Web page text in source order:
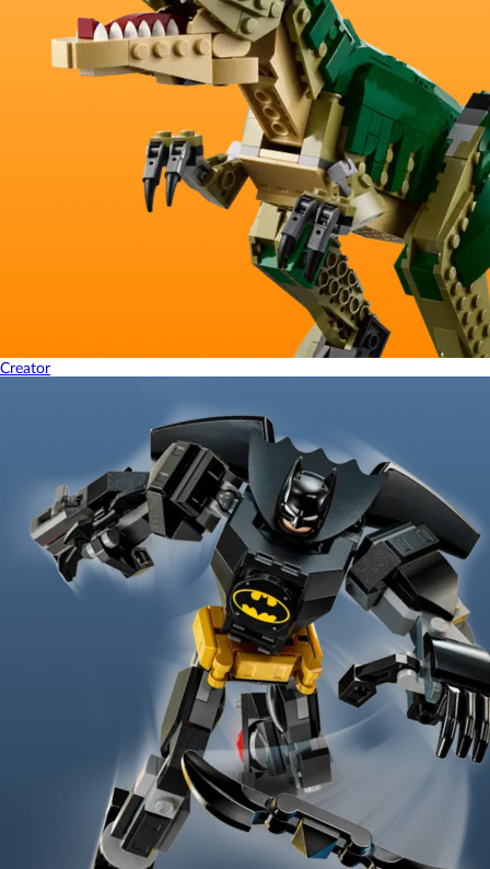
Creator